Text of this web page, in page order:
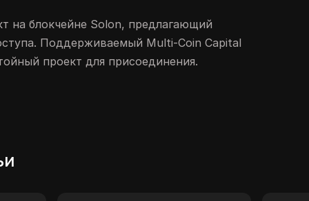
на блокчейне Solon, предлагающий
Поддерживаемый Multi-Coin Capital
проект для присоединения.